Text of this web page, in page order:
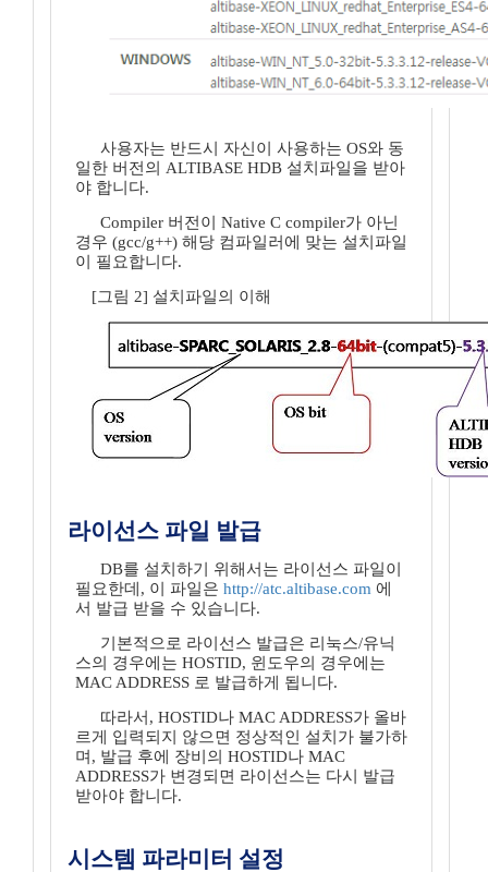
사용자는 반드시 자신이 사용하는 OS와 동
일한 버전의 ALTIBASE HDB 설치파일을 받아
야 합니다.
Compiler 버전이 Native C compiler가 아닌
경우 (gcc/g++) 해당 컴파일러에 맞는 설치파일
이 필요합니다.
[그림 2] 설치파일의 이해
라이선스 파일 발급
DB를 설치하기 위해서는 라이선스 파일이
필요한데, 이 파일은 http://atc.altibase.com 에
서 발급 받을 수 있습니다.
기본적으로 라이선스 발급은 리눅스/유닉
스의 경우에는 HOSTID, 윈도우의 경우에는
MAC ADDRESS 로 발급하게 됩니다.
따라서, HOSTID나 MAC ADDRESS가 올바
르게 입력되지 않으면 정상적인 설치가 불가하
며, 발급 후에 장비의 HOSTID나 MAC
ADDRESS가 변경되면 라이선스는 다시 발급
받아야 합니다.
시스템 파라미터 설정